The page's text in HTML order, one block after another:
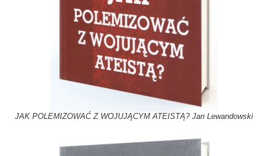
JAK POLEMIZOWAĆ Z WOJUJĄCYM ATEISTĄ? Jan Lewandowski